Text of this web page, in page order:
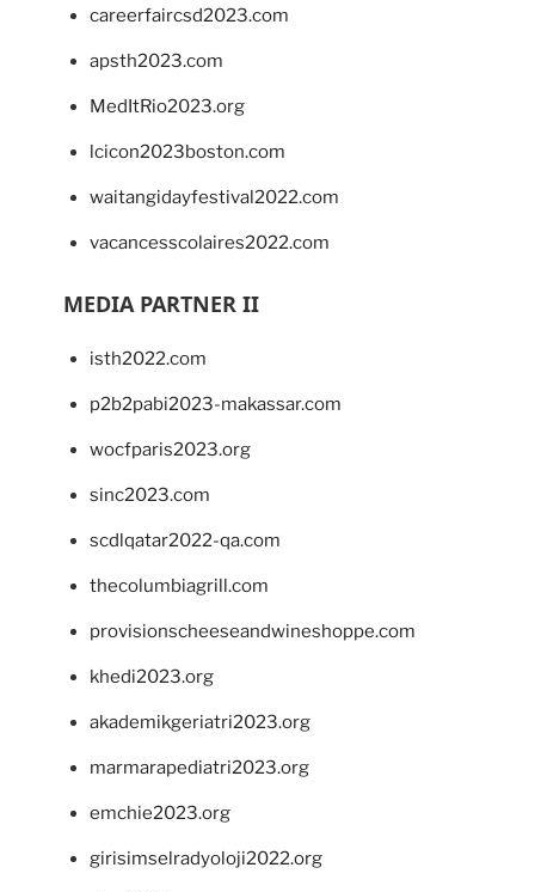
careerfaircsd2023.com
apsth2023.com
MedItRio2023.org
lcicon2023boston.com
waitangidayfestival2022.com
vacancesscolaires2022.com
MEDIA PARTNER II
isth2022.com
p2b2pabi2023-makassar.com
wocfparis2023.org
sinc2023.com
scdlqatar2022-qa.com
thecolumbiagrill.com
provisionscheeseandwineshoppe.com
khedi2023.org
akademikgeriatri2023.org
marmarapediatri2023.org
emchie2023.org
girisimselradyoloji2022.org